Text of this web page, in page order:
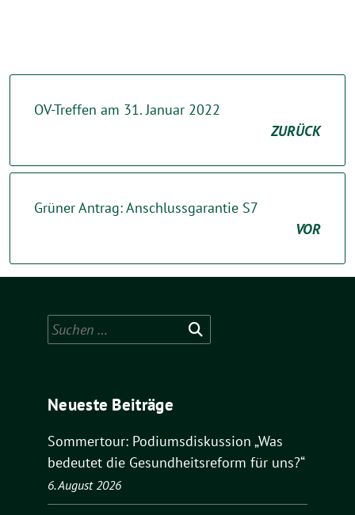
OV-Treffen am 31. Januar 2022
ZURÜCK
Grüner Antrag: Anschlussgarantie S7
VOR
Suchen
nach:
Neueste Beiträge
Sommertour: Podiumsdiskussion „Was
bedeutet die Gesundheitsreform für uns?“
6. August 2026